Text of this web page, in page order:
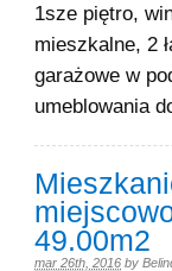
1sze piętro,
mieszkalne, 2
garażowe w
umeblowania
49.00m2
mar 26th, 2016 by